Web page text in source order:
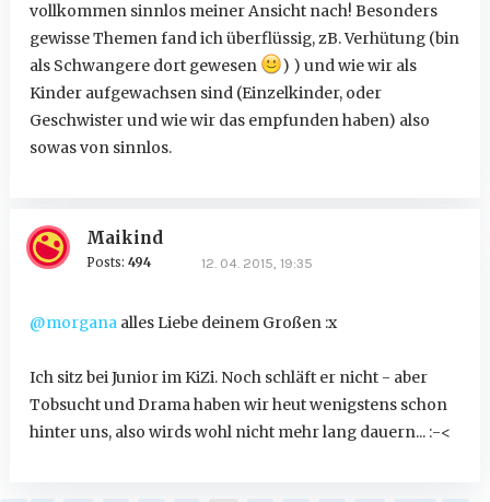
vollkommen sinnlos meiner Ansicht nach! Besonders
gewisse Themen fand ich überflüssig, zB. Verhütung (bin
als Schwangere dort gewesen
) ) und wie wir als
Kinder aufgewachsen sind (Einzelkinder, oder
Geschwister und wie wir das empfunden haben) also
sowas von sinnlos.
Maikind
Posts: 494 12. 04. 2015, 19:35
@morganaalles Liebe deinem Großen :x
Ich sitz bei Junior im KiZi. Noch schläft er nicht - aber
Tobsucht und Drama haben wir heut wenigstens schon
hinter uns, also wirds wohl nicht mehr lang dauern... :-<